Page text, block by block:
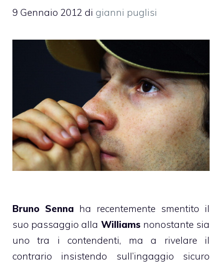
9 Gennaio 2012 di gianni puglisi
Bruno Senna ha recentemente smentito il
suo passaggio alla Williams nonostante sia
uno tra i contendenti, ma a rivelare il
contrario insistendo sull’ingaggio sicuro